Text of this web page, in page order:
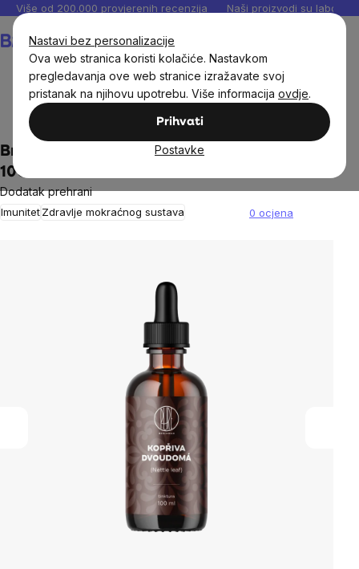
Nastavi bez personalizacije
Ova web stranica koristi kolačiće. Nastavkom
pregledavanja ove web stranice izražavate svoj
pristanak na njihovu upotrebu. Više informacija ovdje.
Prihvati
Postavke
Preskoči
sadržaj
Više od 200.000 provjerenih recenzija Naši proizvodi su
Tinkture
BrainMax Pure® Tinktura lista koprive 1:1,
100 ml
Dodatak prehrani
ImunitetZdravlje mokraćnog sustava 0 ocjena